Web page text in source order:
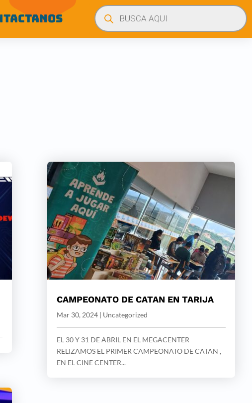
Búsqueda
de
productos
CAMPEONATO DE CATAN EN TARIJA
Mar 30, 2024| Uncategorized
EL 30 Y 31 DE ABRIL EN EL MEGACENTER
RELIZAMOS EL PRIMER CAMPEONATO DE CATAN ,
EN EL CINE CENTER...